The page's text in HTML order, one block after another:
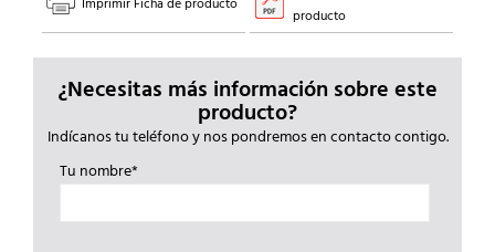
Imprimir Ficha de producto
producto
¿Necesitas más información sobre este
producto?
Indícanos tu teléfono y nos pondremos en contacto contigo.
Tu nombre*